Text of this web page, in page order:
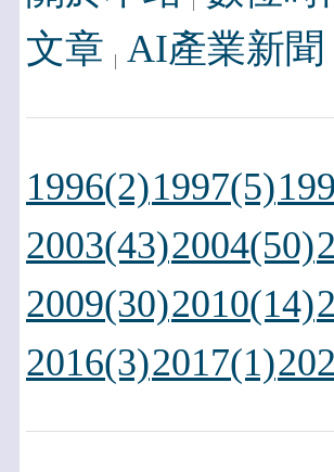
文章 AI產業新聞
1996(2)1997(5)
2003(43)2004(50)
2009(30)2010(14)
2016(3)2017(1)